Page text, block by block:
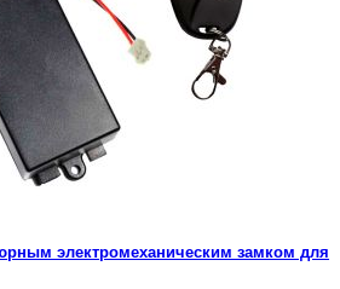
электромеханическим замком для